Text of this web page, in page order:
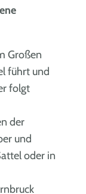
Großen
führt und
folgt
der
und
oder in